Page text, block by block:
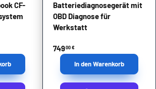
CF-
Batteriediagnosegerät mit
OBD Diagnose für
Werkstatt
74900 €
In den Warenkorb